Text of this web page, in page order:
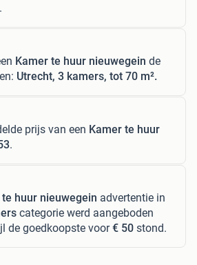
Kamer te huur nieuwegein de
Utrecht, 3 kamers, tot 70 m².
prijs van een Kamer te huur
.
huur nieuwegein advertentie in
categorie werd aangeboden
de goedkoopste voor€ 50 stond.